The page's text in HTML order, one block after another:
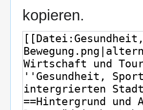
kopieren.